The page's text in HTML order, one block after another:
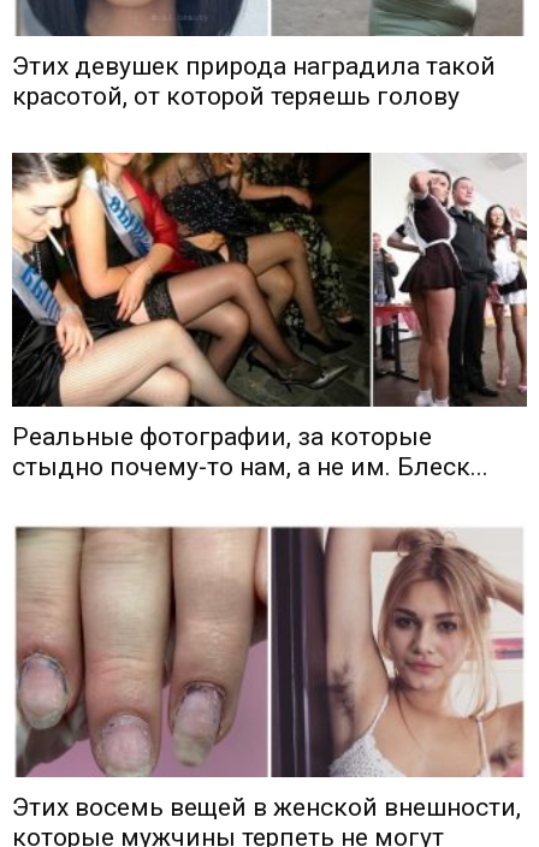
Этих девушек природа наградила такой
красотой, от которой теряешь голову
Реальные фотографии, за которые
стыдно почему-то нам, а не им. Блеск...
Этих восемь вещей в женской внешности,
которые мужчины терпеть не могут